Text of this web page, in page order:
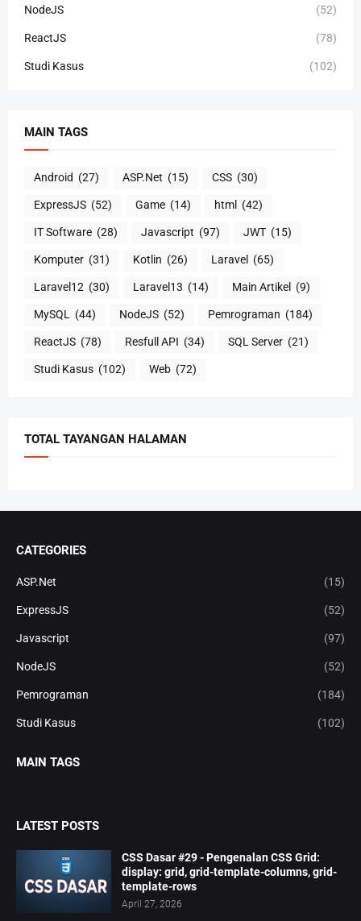
NodeJS (52)
ReactJS (78)
Studi Kasus (102)
MAIN TAGS
Android (27) ASP.Net (15) CSS (30)
ExpressJS (52) Game (14) html (42)
IT Software (28) Javascript (97) JWT (15)
Komputer (31) Kotlin (26) Laravel (65)
Laravel12 (30) Laravel13 (14) Main Artikel (9)
MySQL (44) NodeJS (52) Pemrograman (184)
ReactJS (78) Resfull API (34) SQL Server (21)
Studi Kasus (102) Web (72)
TOTAL TAYANGAN HALAMAN
CATEGORIES
ASP.Net (15)
ExpressJS (52)
Javascript (97)
NodeJS (52)
Pemrograman (184)
Studi Kasus (102)
MAIN TAGS
LATEST POSTS
CSS Dasar #29 - Pengenalan CSS Grid:
display: grid, grid-template-columns, grid-
template-rows
April 27, 2026